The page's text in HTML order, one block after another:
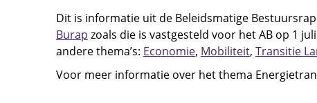
Dit is informatie uit de Beleidsmatige
Burap zoals die is vastgesteld voor het AB op 1
andere thema’s: Economie, Mobiliteit, Transitie
Voor meer informatie over het thema